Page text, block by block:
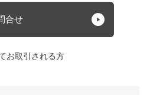
合せ
お取引される方